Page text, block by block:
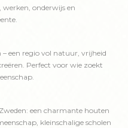
werken, onderwijs en
een regio vol natuur, vrijheid
Perfect voor wie zoekt
een charmante houten
kleinschalige scholen